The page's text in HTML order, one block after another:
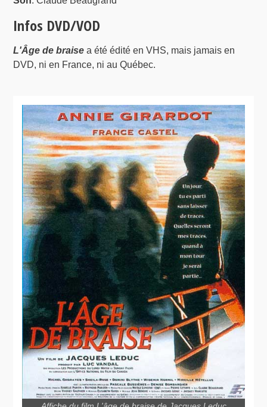
Infos DVD/VOD
L'Âge de braise a été édité en VHS, mais jamais en
DVD, ni en France, ni au Québec.